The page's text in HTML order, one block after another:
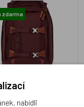
zdarma
50121-10
Skladem 1 ks
4 090 Kč
nabídli